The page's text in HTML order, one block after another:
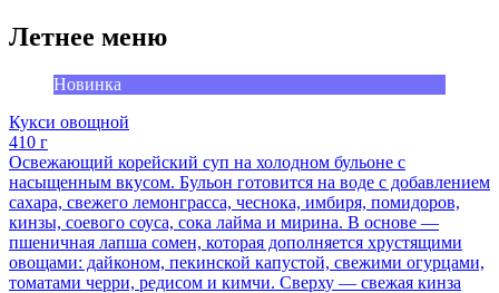
Летнее меню
Новинка
Кукси овощной
410 г
Освежающий корейский суп на холодном бульоне с
насыщенным вкусом. Бульон готовится на воде с добавлением
сахара, свежего лемонграсса, чеснока, имбиря, помидоров,
кинзы, соевого соуса, сока лайма и мирина. В основе —
пшеничная лапша сомен, которая дополняется хрустящими
овощами: дайконом, пекинской капустой, свежими огурцами,
томатами черри, редисом и кимчи. Сверху — свежая кинза